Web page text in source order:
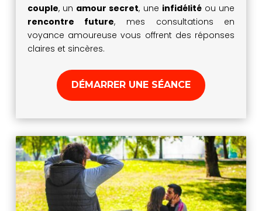
couple, un amour secret, une infidélitéou une
rencontre future, mes consultations en
voyance amoureuse vous offrent des réponses
claires et sincères.
DÉMARRER UNE SÉANCE